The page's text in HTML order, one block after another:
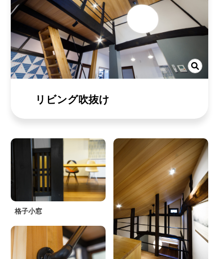
リビング吹抜け
格子小窓